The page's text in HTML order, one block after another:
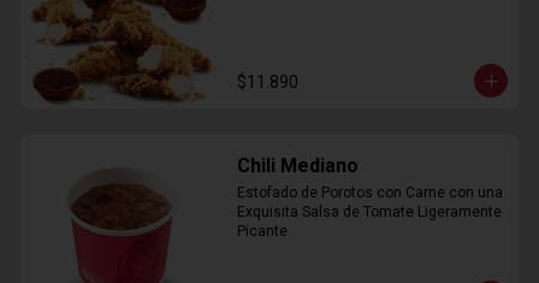
$11.890
Chili Mediano
Estofado de Porotos con Carne con una
Exquisita Salsa de Tomate Ligeramente
Picante